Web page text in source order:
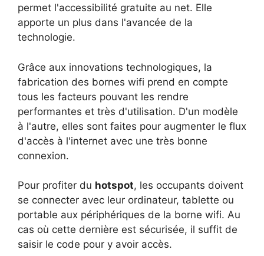
permet l'accessibilité gratuite au net. Elle
apporte un plus dans l'avancée de la
technologie.
Grâce aux innovations technologiques, la
fabrication des bornes wifi prend en compte
tous les facteurs pouvant les rendre
performantes et très d'utilisation. D'un modèle
à l'autre, elles sont faites pour augmenter le flux
d'accès à l'internet avec une très bonne
connexion.
Pour profiter du hotspot, les occupants doivent
se connecter avec leur ordinateur, tablette ou
portable aux périphériques de la borne wifi. Au
cas où cette dernière est sécurisée, il suffit de
saisir le code pour y avoir accès.